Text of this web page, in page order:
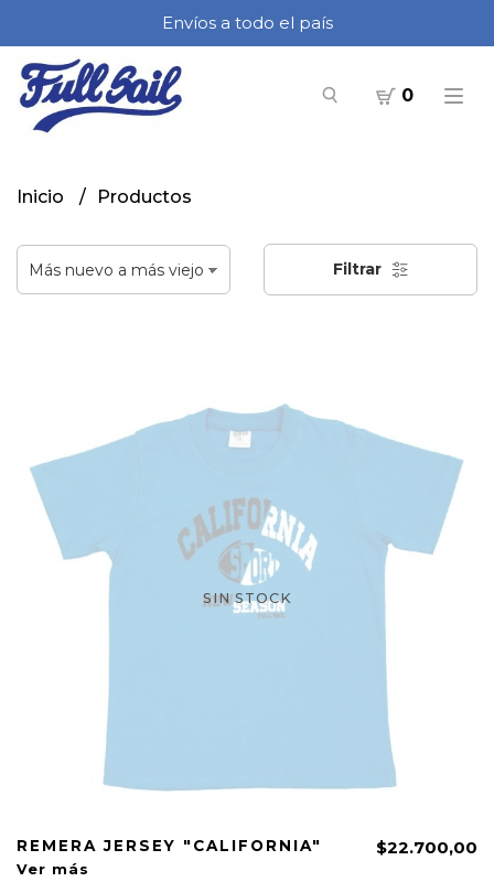
Envíos a todo el país
0
Inicio Productos
Filtrar
SIN STOCK
REMERA JERSEY "CALIFORNIA" $22.700,00
Ver más